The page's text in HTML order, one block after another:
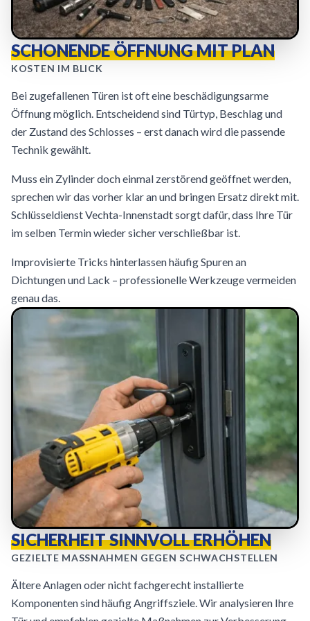
SCHONENDE ÖFFNUNG MIT PLAN
KOSTEN IM BLICK
Bei zugefallenen Türen ist oft eine beschädigungsarme
Öffnung möglich. Entscheidend sind Türtyp, Beschlag und
der Zustand des Schlosses – erst danach wird die passende
Technik gewählt.
Muss ein Zylinder doch einmal zerstörend geöffnet werden,
sprechen wir das vorher klar an und bringen Ersatz direkt mit.
Schlüsseldienst Vechta-Innenstadt sorgt dafür, dass Ihre Tür
im selben Termin wieder sicher verschließbar ist.
Improvisierte Tricks hinterlassen häufig Spuren an
Dichtungen und Lack – professionelle Werkzeuge vermeiden
genau das.
SICHERHEIT SINNVOLL ERHÖHEN
GEZIELTE MASSNAHMEN GEGEN SCHWACHSTELLEN
Ältere Anlagen oder nicht fachgerecht installierte
Komponenten sind häufig Angriffsziele. Wir analysieren Ihre